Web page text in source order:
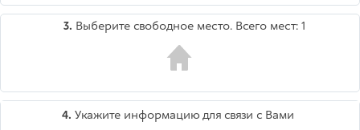
3. Выберите свободное место. Всего мест: 1
4. Укажите информацию для связи с Вами